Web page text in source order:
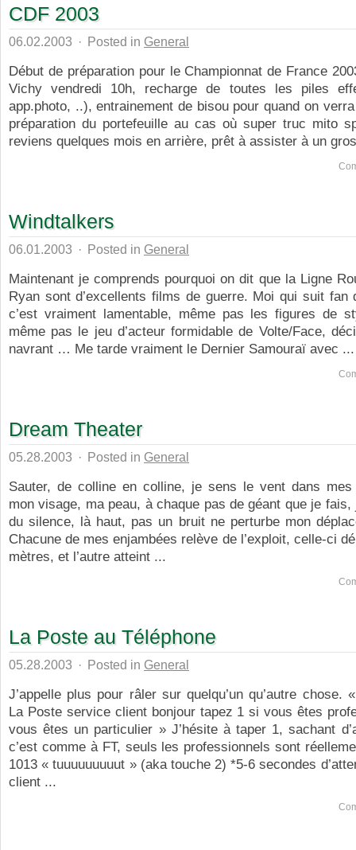
CDF 2003
06.02.2003 · Posted in General
Début de préparation pour le Championnat de France
Vichy vendredi 10h, recharge de toutes les piles
app.photo, ..), entrainement de bisou pour quand on
préparation du portefeuille au cas où super truc mito
reviens quelques mois en arrière, prêt à assister à un
Windtalkers
06.01.2003 · Posted in General
Maintenant je comprends pourquoi on dit que la Ligne
Ryan sont d’excellents films de guerre. Moi qui suit fan
c’est vraiment lamentable, même pas les figures de
même pas le jeu d’acteur formidable de Volte/Face,
navrant … Me tarde vraiment le Dernier Samouraï avec ...
Dream Theater
05.28.2003 · Posted in General
Sauter, de colline en colline, je sens le vent dans
mon visage, ma peau, à chaque pas de géant que je
du silence, là haut, pas un bruit ne perturbe mon
Chacune de mes enjambées relève de l’exploit, celle-ci
mètres, et l’autre atteint ...
La Poste au Téléphone
05.28.2003 · Posted in General
J’appelle plus pour râler sur quelqu’un qu’autre chose.
La Poste service client bonjour tapez 1 si vous êtes
vous êtes un particulier » J’hésite à taper 1, sachant
c’est comme à FT, seuls les professionnels sont
1013 « tuuuuuuuuut » (aka touche 2) *5-6 secondes
client ...